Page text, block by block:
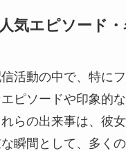
気エピソード・
活動の中で、特に
ピソードや印象的
らの出来事は、彼
瞬間として、多く